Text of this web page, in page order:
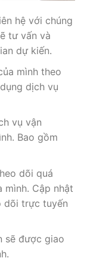
hệ với chúng
tư vấn và
dự kiến.
mình theo
dịch vụ
vụ vận
Bao gồm
dõi quá
mình. Cập nhật
dõi trực tuyến
sẽ được giao